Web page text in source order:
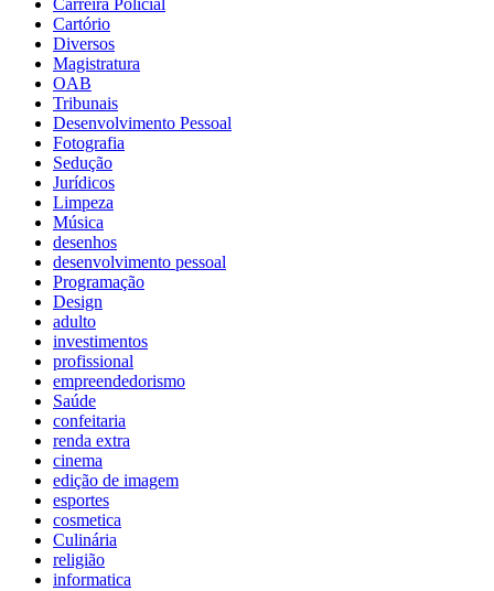
Cartório
Diversos
Magistratura
OAB
Tribunais
Desenvolvimento Pessoal
Fotografia
Sedução
Jurídicos
Limpeza
Música
desenhos
desenvolvimento pessoal
Programação
Design
adulto
investimentos
profissional
empreendedorismo
Saúde
confeitaria
renda extra
cinema
edição de imagem
esportes
cosmetica
Culinária
religião
informatica